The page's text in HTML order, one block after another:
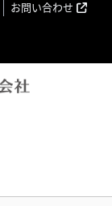
お問い合わせ